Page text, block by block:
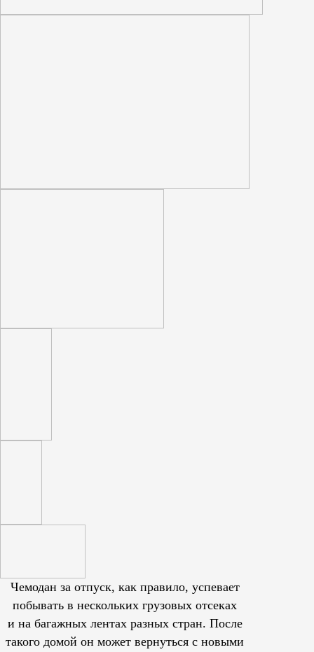
Чемодан за отпуск, как правило, успевает
побывать в нескольких грузовых отсеках
и на багажных лентах разных стран. После
такого домой он может вернуться с новыми